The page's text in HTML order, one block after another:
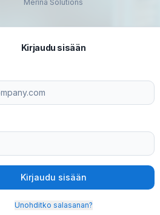
Merina Solutions
Kirjaudu sisään
Kirjaudu sisään
Unohditko salasanan?